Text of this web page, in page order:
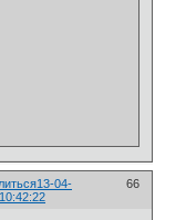
66
13-04-